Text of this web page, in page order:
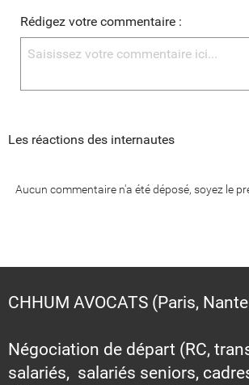
Rédigez votre commentaire :
Les réactions des internautes
Aucun commentaire n'a été déposé, soyez le
CHHUM AVOCATS (Paris,
Négociation de départ (RC,
salariés, salariés seniors,